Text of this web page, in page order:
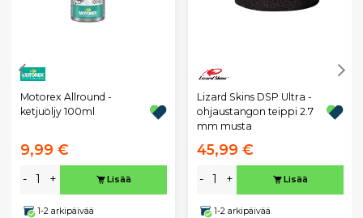
Motorex Allround -
ketjuöljy 100ml
9,99 €
- + Lisää
1-2 arkipäivää
Lizard Skins DSP Ultra -
ohjaustangon teippi 2.7
mm musta
45,99 €
- + Lisää
1-2 arkipäivää